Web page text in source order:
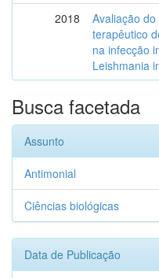
2018
Avaliação
terapêutico
na infecção
Leishmania
Busca facetada
Assunto
Antimonial
Ciências biológicas
Data de Publicação